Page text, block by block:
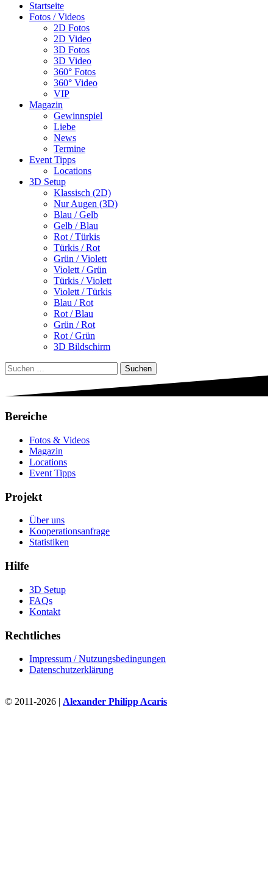
Startseite
Fotos / Videos
2D Fotos
2D Video
3D Fotos
3D Video
360° Fotos
360° Video
VIP
Magazin
Gewinnspiel
Liebe
News
Termine
Event Tipps
Locations
3D Setup
Klassisch (2D)
Nur Augen (3D)
Blau / Gelb
Gelb / Blau
Rot / Türkis
Türkis / Rot
Grün / Violett
Violett / Grün
Türkis / Violett
Violett / Türkis
Blau / Rot
Rot / Blau
Grün / Rot
Rot / Grün
3D Bildschirm
Suchen
nach:
Bereiche
Fotos & Videos
Magazin
Locations
Event Tipps
Projekt
Über uns
Kooperationsanfrage
Statistiken
Hilfe
3D Setup
FAQs
Kontakt
Rechtliches
Impressum / Nutzungsbedingungen
Datenschutzerklärung
© 2011-2026 | Alexander Philipp Acaris